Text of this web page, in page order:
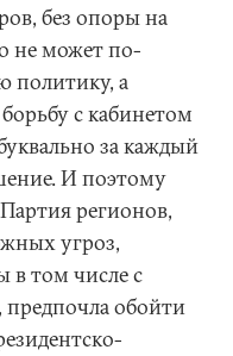
без опоры на
не может по-
политику, а
с кабинетом
за каждый
И поэтому
регионов,
угроз,
в том числе с
обойти